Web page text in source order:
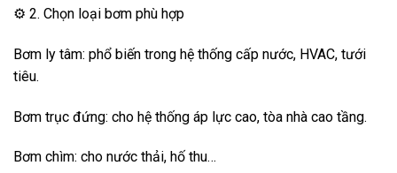
⚙️ 2. Chọn loại bơm phù hợp
Bơm ly tâm: phổ biến trong hệ thống cấp nước, HVAC, tưới
tiêu.
Bơm trục đứng: cho hệ thống áp lực cao, tòa nhà cao tầng.
Bơm chìm: cho nước thải, hố thu…